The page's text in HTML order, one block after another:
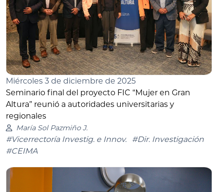
Miércoles 3 de diciembre de 2025
Seminario final del proyecto FIC “Mujer en Gran
Altura” reunió a autoridades universitarias y
regionales
María Sol Pazmiño J.
#Vicerrectoría Investig. e Innov.
#Dir. Investigación
#CEIMA